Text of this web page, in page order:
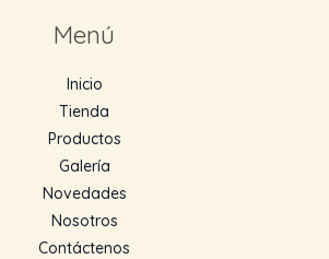
Menú
Inicio
Tienda
Productos
Galería
Novedades
Nosotros
Contáctenos